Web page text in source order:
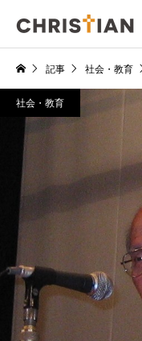
記事 社会・教育
社会・教育